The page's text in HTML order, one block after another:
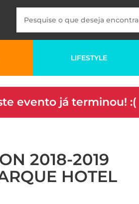
LIFESTYLE
evento já terminou! :(
2018-2019
HOTEL